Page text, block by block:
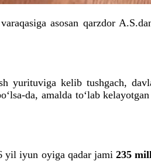
asosan qarzdor
kelib tushgach,
da, amalda to‘lab
yil iyun oyiga qadar jami 235